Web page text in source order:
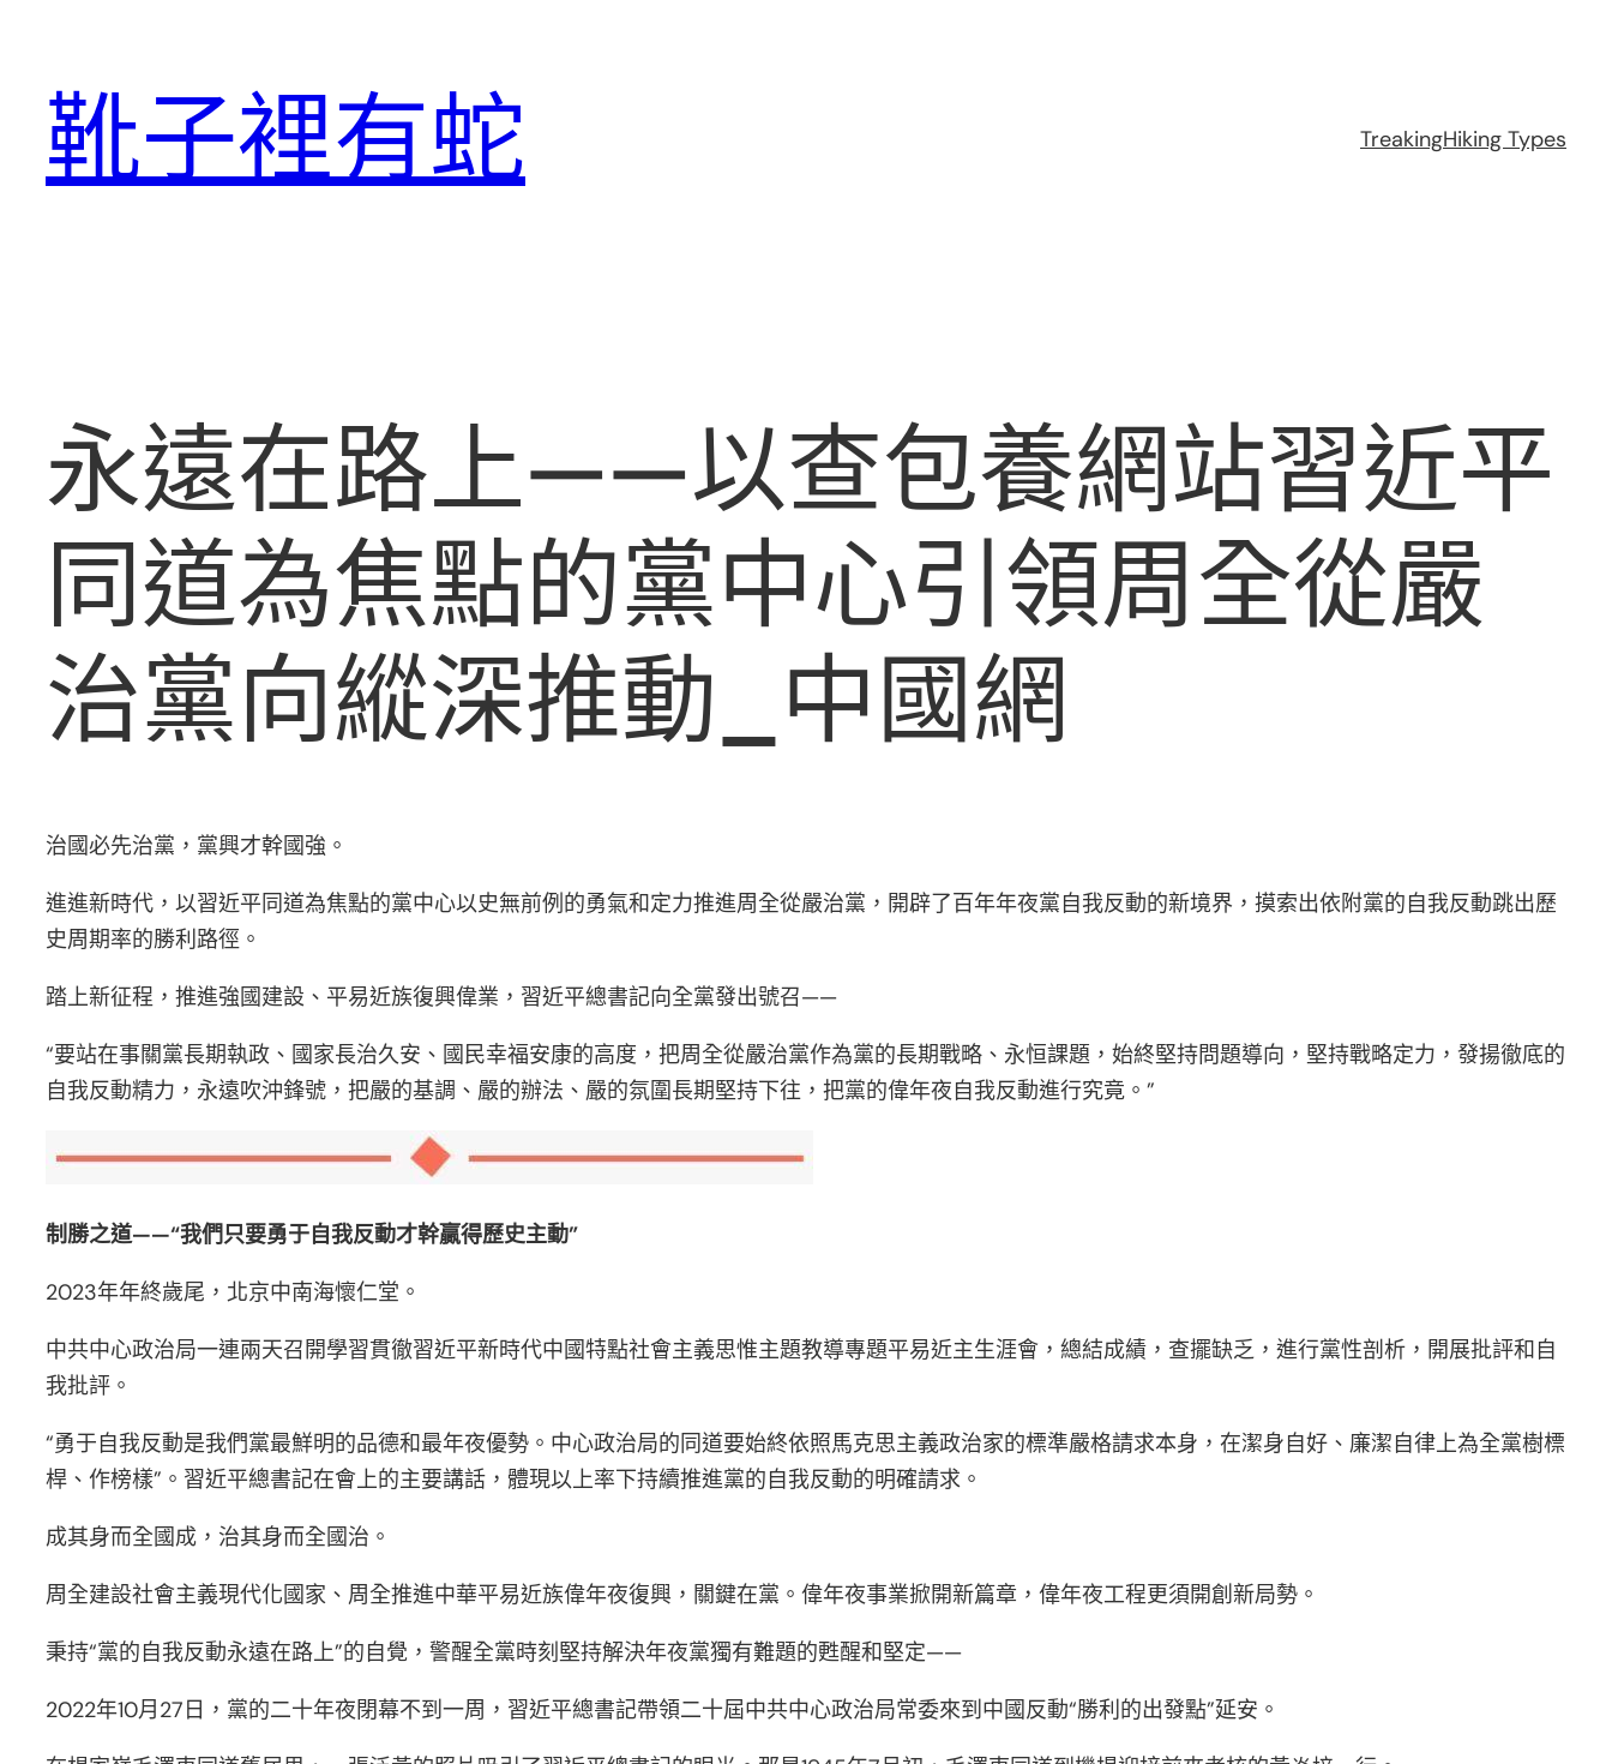
靴子裡有蛇 TreakingHiking Types
永遠在路上——以查包養網站習近平
同道為焦點的黨中心引領周全從嚴
治黨向縱深推動_中國網
治國必先治黨，黨興才幹國強。
進進新時代，以習近平同道為焦點的黨中心以史無前例的勇氣和定力推進周全從嚴治黨，開辟了百年年夜黨自我反動的新境界，摸索出依附黨的自我反動跳出歷
史周期率的勝利路徑。
踏上新征程，推進強國建設、平易近族復興偉業，習近平總書記向全黨發出號召——
“要站在事關黨長期執政、國家長治久安、國民幸福安康的高度，把周全從嚴治黨作為黨的長期戰略、永恒課題，始終堅持問題導向，堅持戰略定力，發揚徹底的
自我反動精力，永遠吹沖鋒號，把嚴的基調、嚴的辦法、嚴的氛圍長期堅持下往，把黨的偉年夜自我反動進行究竟。”
制勝之道——“我們只要勇于自我反動才幹贏得歷史主動”
2023年年終歲尾，北京中南海懷仁堂。
中共中心政治局一連兩天召開學習貫徹習近平新時代中國特點社會主義思惟主題教導專題平易近主生涯會，總結成績，查擺缺乏，進行黨性剖析，開展批評和自
我批評。
“勇于自我反動是我們黨最鮮明的品德和最年夜優勢。中心政治局的同道要始終依照馬克思主義政治家的標準嚴格請求本身，在潔身自好、廉潔自律上為全黨樹標
桿、作榜樣”。習近平總書記在會上的主要講話，體現以上率下持續推進黨的自我反動的明確請求。
成其身而全國成，治其身而全國治。
周全建設社會主義現代化國家、周全推進中華平易近族偉年夜復興，關鍵在黨。偉年夜事業掀開新篇章，偉年夜工程更須開創新局勢。
秉持“黨的自我反動永遠在路上”的自覺，警醒全黨時刻堅持解決年夜黨獨有難題的甦醒和堅定——
2022年10月27日，黨的二十年夜閉幕不到一周，習近平總書記帶領二十屆中共中心政治局常委來到中國反動“勝利的出發點”延安。